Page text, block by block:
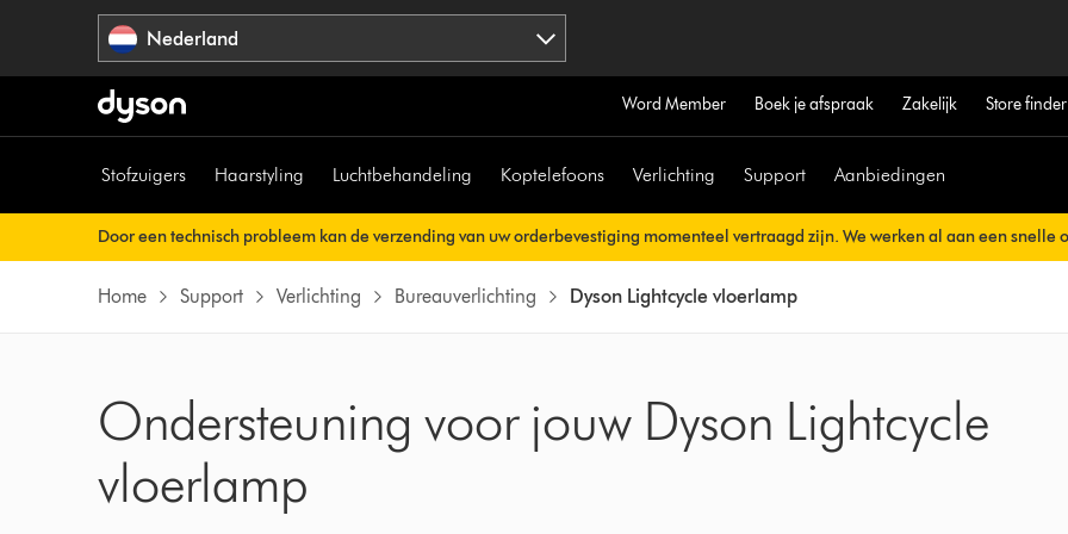
Nederland
Word Member Boek je afspraak Zakelijk Store finder
Stofzuigers Haarstyling Luchtbehandeling Koptelefoons Verlichting Support Aanbiedingen
Door een technisch probleem kan de verzending van uw orderbevestiging momenteel vertraagd zijn. We werken al aan een snelle
Uw orderbevestiging wordt binnenkort automatisch naar u verzonden.
Home Support Verlichting Bureauverlichting Dyson Lightcycle vloerlamp
Ondersteuning voor jouw Dyson Lightcycle
vloerlamp